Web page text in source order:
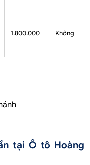
1.800.000 Không
tại Ô tô Hoàng